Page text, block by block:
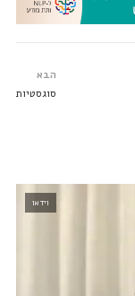
הבא
סוגסטיות
וידאו